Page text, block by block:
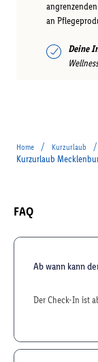
an
Deine
Home / Kurzurlaub /
Kurzurlaub
FAQ
Ab wann kann
Der Check-In ist